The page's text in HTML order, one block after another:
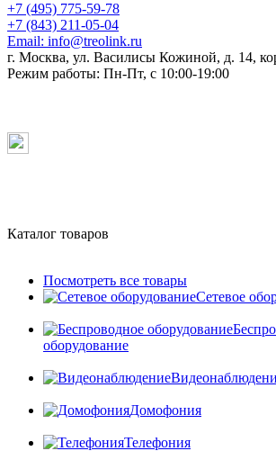
+7 (495) 775-59-78
+7 (843) 211-05-04
Email: info@treolink.ru
г. Москва, ул. Василисы Кожиной, д. 14,
Режим работы: Пн-Пт, с 10:00-19:00
Каталог товаров
Посмотреть все товары
Сетевое
оборудование
Домофония
Телефония